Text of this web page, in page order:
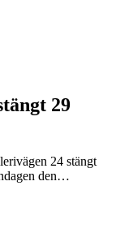
29
24 stängt
den…